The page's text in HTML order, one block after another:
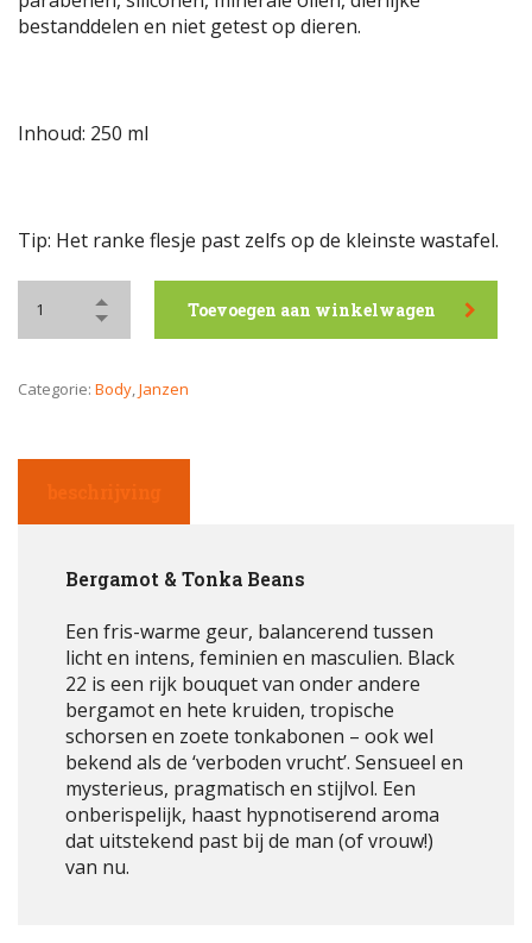
bestanddelen en niet getest op dieren.
Inhoud: 250 ml
Tip: Het ranke flesje past zelfs op de kleinste wastafel.
Toevoegen aan winkelwagen
Categorie: Body,Janzen
Bergamot & Tonka Beans
Een fris-warme geur, balancerend tussen
licht en intens, feminien en masculien. Black
22 is een rijk bouquet van onder andere
bergamot en hete kruiden, tropische
schorsen en zoete tonkabonen – ook wel
bekend als de ‘verboden vrucht’. Sensueel en
mysterieus, pragmatisch en stijlvol. Een
onberispelijk, haast hypnotiserend aroma
dat uitstekend past bij de man (of vrouw!)
van nu.